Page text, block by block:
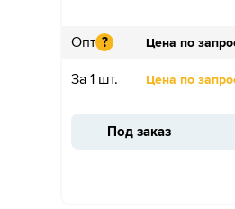
Опт ? Цена по
За 1 шт. Цена по
Под заказ